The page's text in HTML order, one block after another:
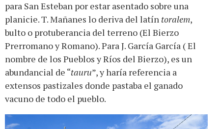
para San Esteban por estar asentado sobre una
planicie. T. Mañanes lo deriva del latín toralem,
bulto o protuberancia del terreno (El Bierzo
Prerromano y Romano). Para J. García García ( El
nombre de los Pueblos y Ríos del Bierzo), es un
abundancial de “tauru”, y haría referencia a
extensos pastizales donde pastaba el ganado
vacuno de todo el pueblo.